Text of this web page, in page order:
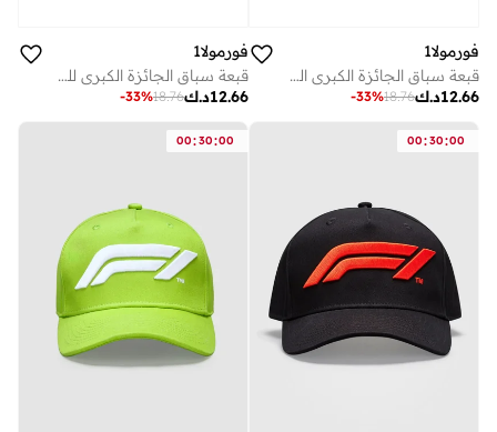
فورمولا1
قبعة سباق الجائزة الكبرى السعودي - إصدار خاص - متجر فيولر
د.ك12.66
18.76
-33%
فورمولا1
قبعة سباق الجائزة الكبرى للولايات المتحدة في تكساس للفورمولا 1
د.ك12.66
18.76
-33%
00:30:00
00:30:00